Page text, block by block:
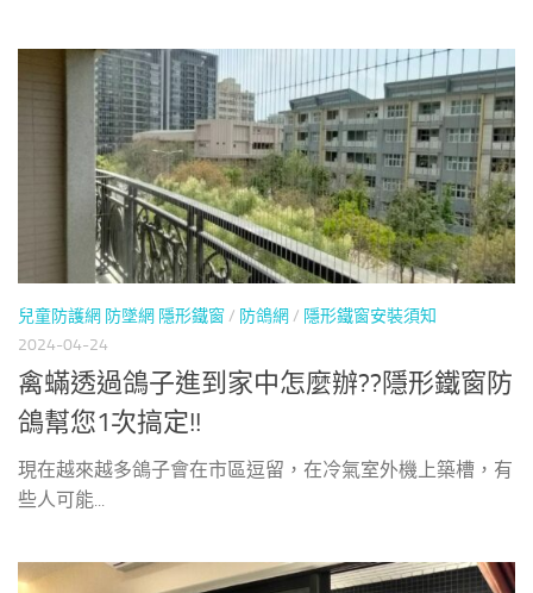
兒童防護網 防墜網 隱形鐵窗/ 防鴿網 / 隱形鐵窗安裝須知
2024-04-24
禽蟎透過鴿子進到家中怎麼辦??隱形鐵窗防
鴿幫您1次搞定!!
現在越來越多鴿子會在市區逗留，在冷氣室外機上築槽，有
些人可能...